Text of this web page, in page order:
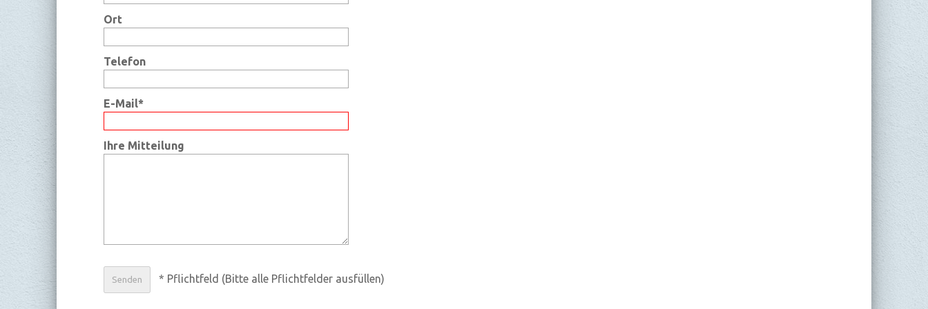
Ort
Telefon
E-Mail*
Ihre Mitteilung
* Pflichtfeld (Bitte alle Pflichtfelder ausfüllen)